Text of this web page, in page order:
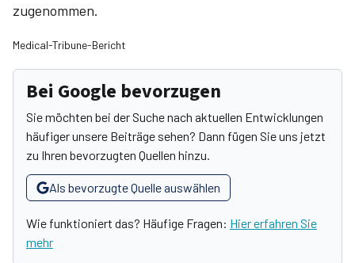
zugenommen.
Medical-Tribune-Bericht
Bei Google bevorzugen
Sie möchten bei der Suche nach aktuellen Entwicklungen
häufiger unsere Beiträge sehen? Dann fügen Sie uns jetzt
zu Ihren bevorzugten Quellen hinzu.
Als bevorzugte Quelle auswählen
Wie funktioniert das? Häufige Fragen: Hier erfahren Sie
mehr